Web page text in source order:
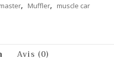
, Muffler,
muscle car
Avis (0)